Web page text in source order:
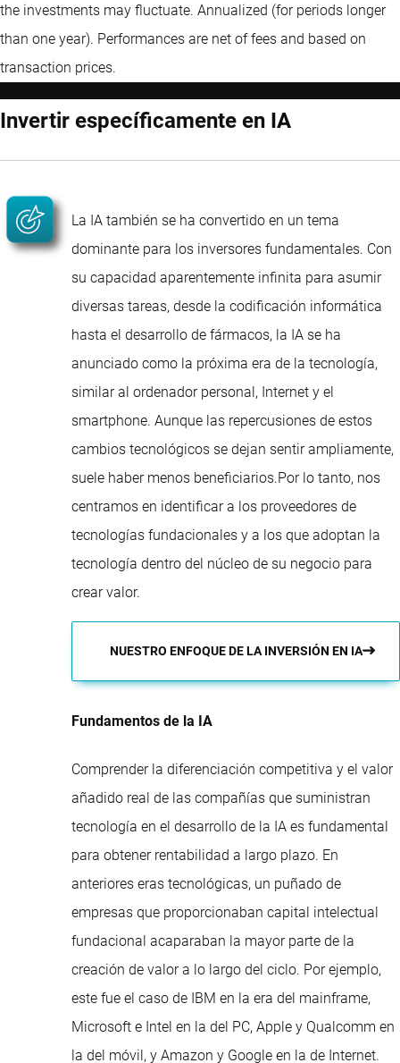
the investments may fluctuate. Annualized (for periods longer
than one year). Performances are net of fees and based on
transaction prices.
Invertir específicamente en IA
La IA también se ha convertido en un tema
dominante para los inversores fundamentales. Con
su capacidad aparentemente infinita para asumir
diversas tareas, desde la codificación informática
hasta el desarrollo de fármacos, la IA se ha
anunciado como la próxima era de la tecnología,
similar al ordenador personal, Internet y el
smartphone. Aunque las repercusiones de estos
cambios tecnológicos se dejan sentir ampliamente,
suele haber menos beneficiarios.Por lo tanto, nos
centramos en identificar a los proveedores de
tecnologías fundacionales y a los que adoptan la
tecnología dentro del núcleo de su negocio para
crear valor.
NUESTRO ENFOQUE DE LA INVERSIÓN EN IA
Fundamentos de la IA
Comprender la diferenciación competitiva y el valor
añadido real de las compañías que suministran
tecnología en el desarrollo de la IA es fundamental
para obtener rentabilidad a largo plazo. En
anteriores eras tecnológicas, un puñado de
empresas que proporcionaban capital intelectual
fundacional acaparaban la mayor parte de la
creación de valor a lo largo del ciclo. Por ejemplo,
este fue el caso de IBM en la era del mainframe,
Microsoft e Intel en la del PC, Apple y Qualcomm en
la del móvil, y Amazon y Google en la de Internet.